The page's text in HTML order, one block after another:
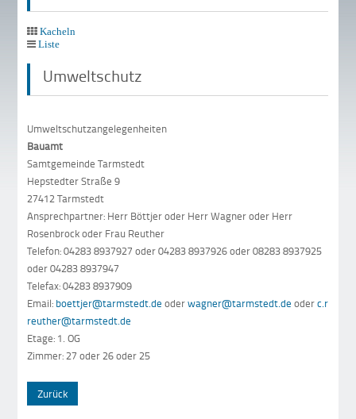
Kacheln
Liste
Umweltschutz
Umweltschutzangelegenheiten
Bauamt
Samtgemeinde Tarmstedt
Hepstedter Straße 9
27412 Tarmstedt
Ansprechpartner: Herr Böttjer oder Herr Wagner oder Herr
Rosenbrock oder Frau Reuther
Telefon: 04283 8937927 oder 04283 8937926 oder 08283 8937925
oder 04283 8937947
Telefax: 04283 8937909
Email: boettjer@tarmstedt.de oderwagner@tarmstedt.de oder
reuther@tarmstedt.de
Etage: 1. OG
Zimmer: 27 oder 26 oder 25
Zurück